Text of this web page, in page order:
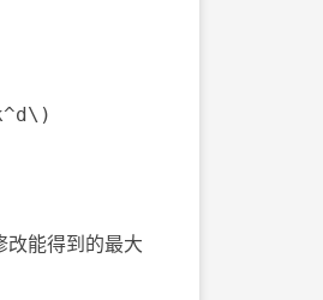
能得到的最大